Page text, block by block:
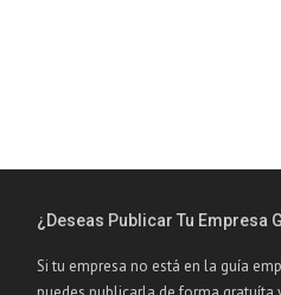
¿Deseas Publicar Tu Empresa
Si tu empresa no está en la guía